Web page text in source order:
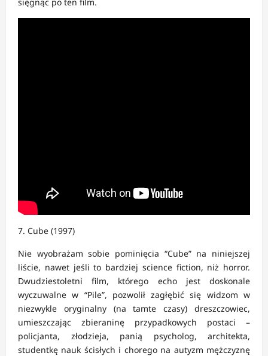
7. Cube (1997)
Nie wyobrażam sobie pominięcia “Cube” na niniejszej
liście, nawet jeśli to bardziej science fiction, niż horror.
Dwudziestoletni film, którego echo jest doskonale
wyczuwalne w “Pile”, pozwolił zagłębić się widzom w
niezwykle oryginalny (na tamte czasy) dreszczowiec,
umieszczając zbieraninę przypadkowych postaci –
policjanta, złodzieja, panią psycholog, architekta,
studentkę nauk ścisłych i chorego na autyzm mężczyznę